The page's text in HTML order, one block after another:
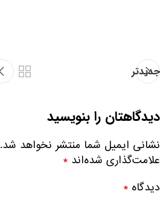
جدیدتر
دیدگاهتان را بنویسید
نشانی ایمیل شما منتشر نخواهد شد.
علامت‌گذاری شده‌اند *
دیدگاه *